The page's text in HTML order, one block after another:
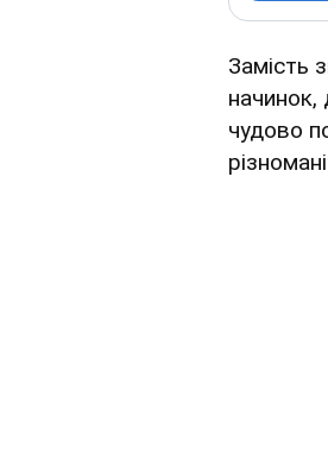
Замість
начинок,
чудово